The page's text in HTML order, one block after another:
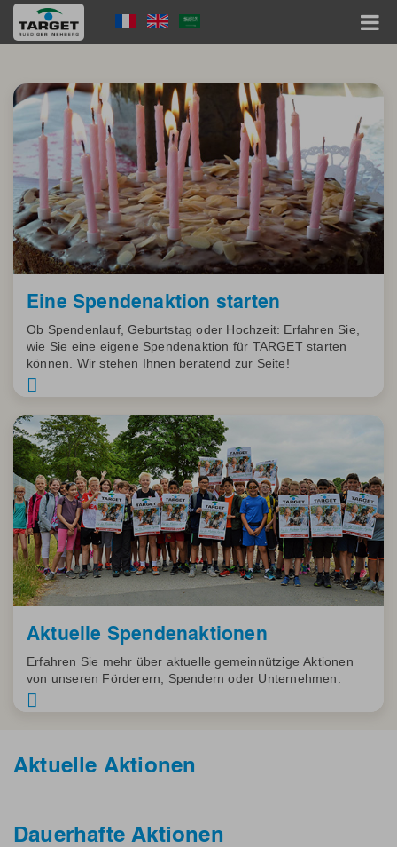
Skip
main
Language
Menu
Eine Spendenaktion starten
Ob Spendenlauf, Geburtstag oder Hochzeit: Erfahren Sie,
wie Sie eine eigene Spendenaktion für TARGET starten
können. Wir stehen Ihnen beratend zur Seite!
Aktuelle Spendenaktionen
Erfahren Sie mehr über aktuelle gemeinnützige Aktionen
von unseren Förderern, Spendern oder Unternehmen.
Aktuelle Aktionen
Dauerhafte Aktionen